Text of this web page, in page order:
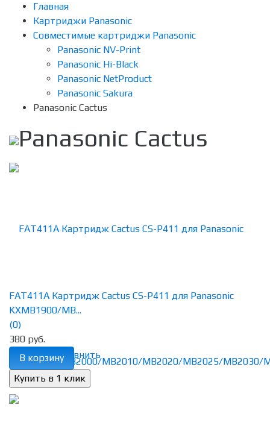
Главная
Картриджи Panasonic
Совместимые картриджи Panasonic
Panasonic NV-Print
Panasonic Hi-Black
Panasonic NetProduct
Panasonic Sakura
Panasonic Cactus
Panasonic Cactus
избранное сравнить
FAT411A Картридж Cactus CS-P411 для Panasonic
KXMB1900/MB...
(0)
380 руб.
В корзину